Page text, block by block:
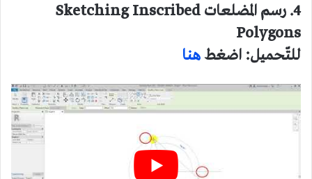
4. رسم المضلعات Sketching Inscribed
Polygons
للتّحميل: اضغطهنا